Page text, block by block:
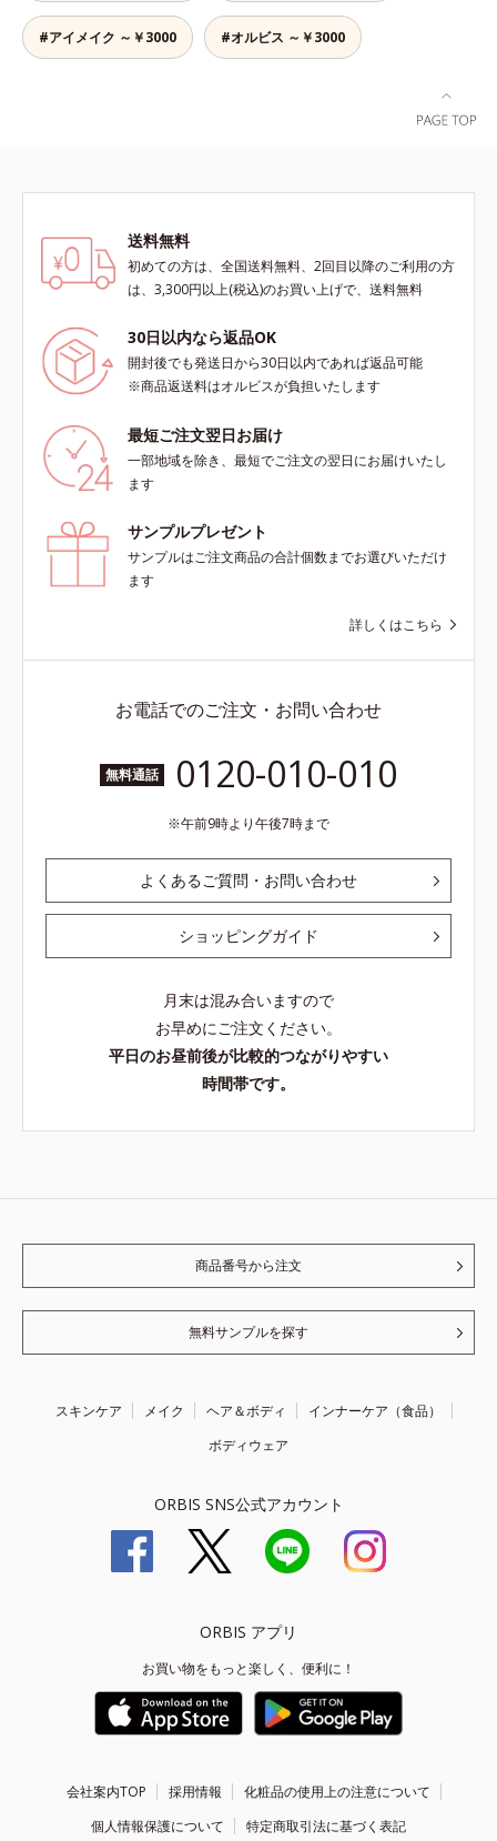
地としてもご使用いただけます。ベ
タつくことなくうるおい感覚が続く
「クリームタイプ」と、みずみずし
ちり・ほこり
#アイメイク ～￥3000 #オルビス ～￥3000
送料無料
初めての方は、全国送料無料、2回目以降のご利用の方
は、3,300円以上(税込)のお買い上げで、送料無料
30日以内なら返品OK
開封後でも発送日から30日以内であれば返品可能
※商品返送料はオルビスが負担いたします
最短ご注文翌日お届け
一部地域を除き、最短でご注文の翌日にお届けいたし
ます
サンプルプレゼント
サンプルはご注文商品の合計個数までお選びいただけ
ます
詳しくはこちら
お電話でのご注文・お問い合わせ
無料通話 0120-010-010
午前9時より午後7時まで
よくあるご質問・お問い合わせ
ショッピングガイド
月末は混み合いますので
お早めにご注文ください。
平日のお昼前後が比較的つながりやすい
時間帯です。
商品番号から注文
無料サンプルを探す
スキンケア メイク ヘア＆ボディ
インナーケア（食品）
ボディウェア
ORBIS SNS公式アカウント
ORBIS アプリ
お買い物をもっと楽しく、便利に！
会社案内TOP 採用情報
化粧品の使用上の注意について
個人情報保護について
特定商取引法に基づく表記